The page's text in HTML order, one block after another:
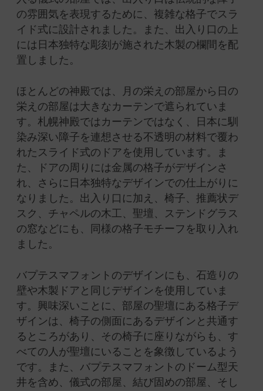
の雰囲気を表現するために、複雑な格子でスラ
イド式に設計されました。
また、出入り口の上
には日本独特な彫刻が施された木製の欄間を配
置しました。
ほとんどの神殿では、月の栄えの部屋から日の
栄えの部屋は大きなカーテンで遮られていま
す。 札幌神殿ではカーテンではなく、日本に馴
染み深い障子を連想させる不透明の材料で覆わ
れたスライド式のドアを使用しています。
ま
た、ドアの周りには金属の格子がデザインさ
れ、さらに日本独特なデザインでの仕上がりに
なりました。 出入り口に加え、椅子、推薦状デ
スク、チャペルの木工、聖壇、ステンドグラス
の窓などにも、同様の格子モチーフを取り入れ
ました。
バプテスマフォントのデザインにも、石造りの
壁や木製ドアと同じデザインを使用していま
す。 興味深いことに、部屋の聖壇にある格子デ
ザインは、椅子の側面にあるデザインと共通す
るところがあり、その椅子に座りながらも、す
べての人が聖壇にいることを象徴しているよう
です。
また、バプテスマフォントのドーム型天
井を含め、儀式の部屋、結び固めの部屋、そし